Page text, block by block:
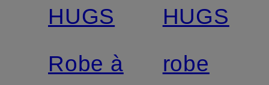
HUGS
Robe à
certification
HUGS
robe